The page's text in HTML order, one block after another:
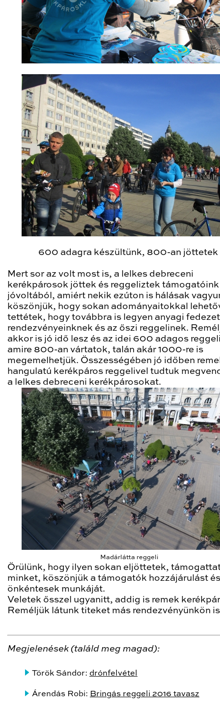
600 adagra készültünk, 800-an jöttetek
Mert sor az volt most is, a lelkes debreceni
kerékpárosok jöttek és reggeliztek támogatóink
jóvoltából, amiért nekik ezúton is hálásak
köszönjük, hogy sokan adományaitokkal
tettétek, hogy továbbra is legyen anyagi
rendezvényeinknek és az őszi reggelinek.
akkor is jó idő lesz és az idei 600 adagos
amire 800-an vártatok, talán akár 1000-re is
megemelhetjük. Összességében jó időben
hangulatú kerékpáros reggelivel tudtuk
a lelkes debreceni kerékpárosokat.
Madárlátta reggeli
Örülünk, hogy ilyen sokan eljöttetek,
minket, köszönjük a támogatók hozzájárulást
önkéntesek munkáját.
Veletek ősszel ugyanitt, addig is remek
Reméljük látunk titeket más rendezvényünkön
Megjelenések (találd meg magad):
Török Sándor: drónfelvétel
Árendás Robi: Bringás reggeli 2016 tavasz